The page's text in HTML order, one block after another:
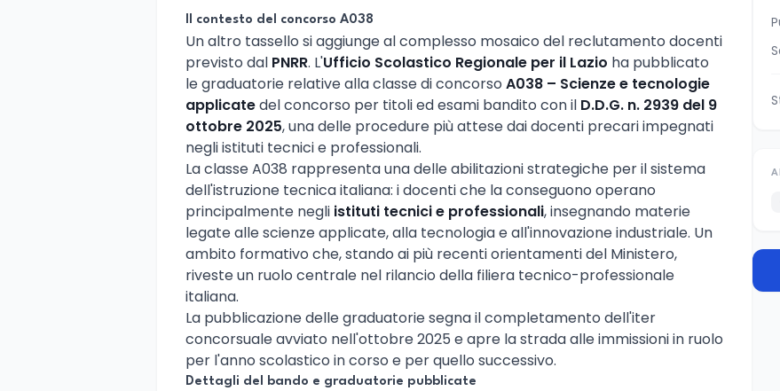
Il contesto del concorso A038
Un altro tassello si aggiunge al complesso mosaico del reclutamento docenti
previsto dal PNRR. L'Ufficio Scolastico Regionale per il Lazio ha pubblicato
le graduatorie relative alla classe di concorso A038 – Scienze e tecnologie
applicatedel concorso per titoli ed esami bandito con il D.D.G. n. 2939 del 9
ottobre 2025, una delle procedure più attese dai docenti precari impegnati
negli istituti tecnici e professionali.
La classe A038 rappresenta una delle abilitazioni strategiche per il sistema
dell'istruzione tecnica italiana: i docenti che la conseguono operano
principalmente negli istituti tecnici e professionali, insegnando materie
legate alle scienze applicate, alla tecnologia e all'innovazione industriale. Un
ambito formativo che, stando ai più recenti orientamenti del Ministero,
riveste un ruolo centrale nel rilancio della filiera tecnico-professionale
italiana.
La pubblicazione delle graduatorie segna il completamento dell'iter
concorsuale avviato nell'ottobre 2025 e apre la strada alle immissioni in ruolo
per l'anno scolastico in corso e per quello successivo.
Dettagli del bando e graduatorie pubblicate